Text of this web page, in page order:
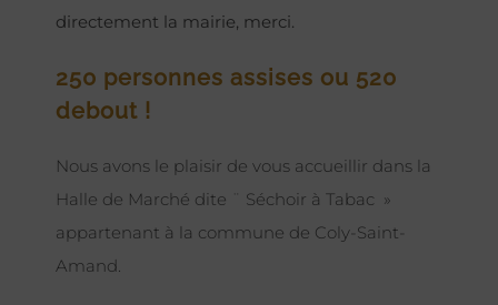
directement la mairie, merci.
250 personnes assises ou 520
debout !
Nous avons le plaisir de vous accueillir dans la
Halle de Marché dite ¨ Séchoir à Tabac »
appartenant à la commune de Coly-Saint-
Amand.